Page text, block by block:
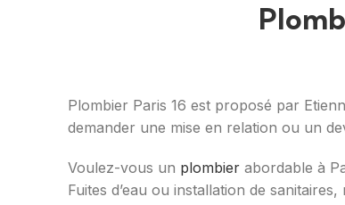
Plombier Paris 16 est proposé par
demander une mise en relation ou un
Voulez-vous un plombier abordable à
Fuites d’eau ou installation de